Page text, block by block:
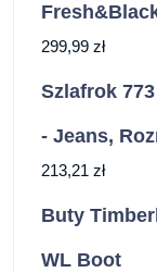
299,99 zł
Szlafrok
- Jeans,
213,21 zł
Buty
WL Boot